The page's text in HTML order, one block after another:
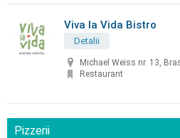
Viva la Vida Bistro
Detalii
Michael Weiss nr. 13,
Restaurant
Pizzerii